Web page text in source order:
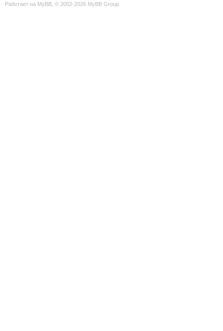
Работает на MyBB , © 2002-2026 MyBB Group